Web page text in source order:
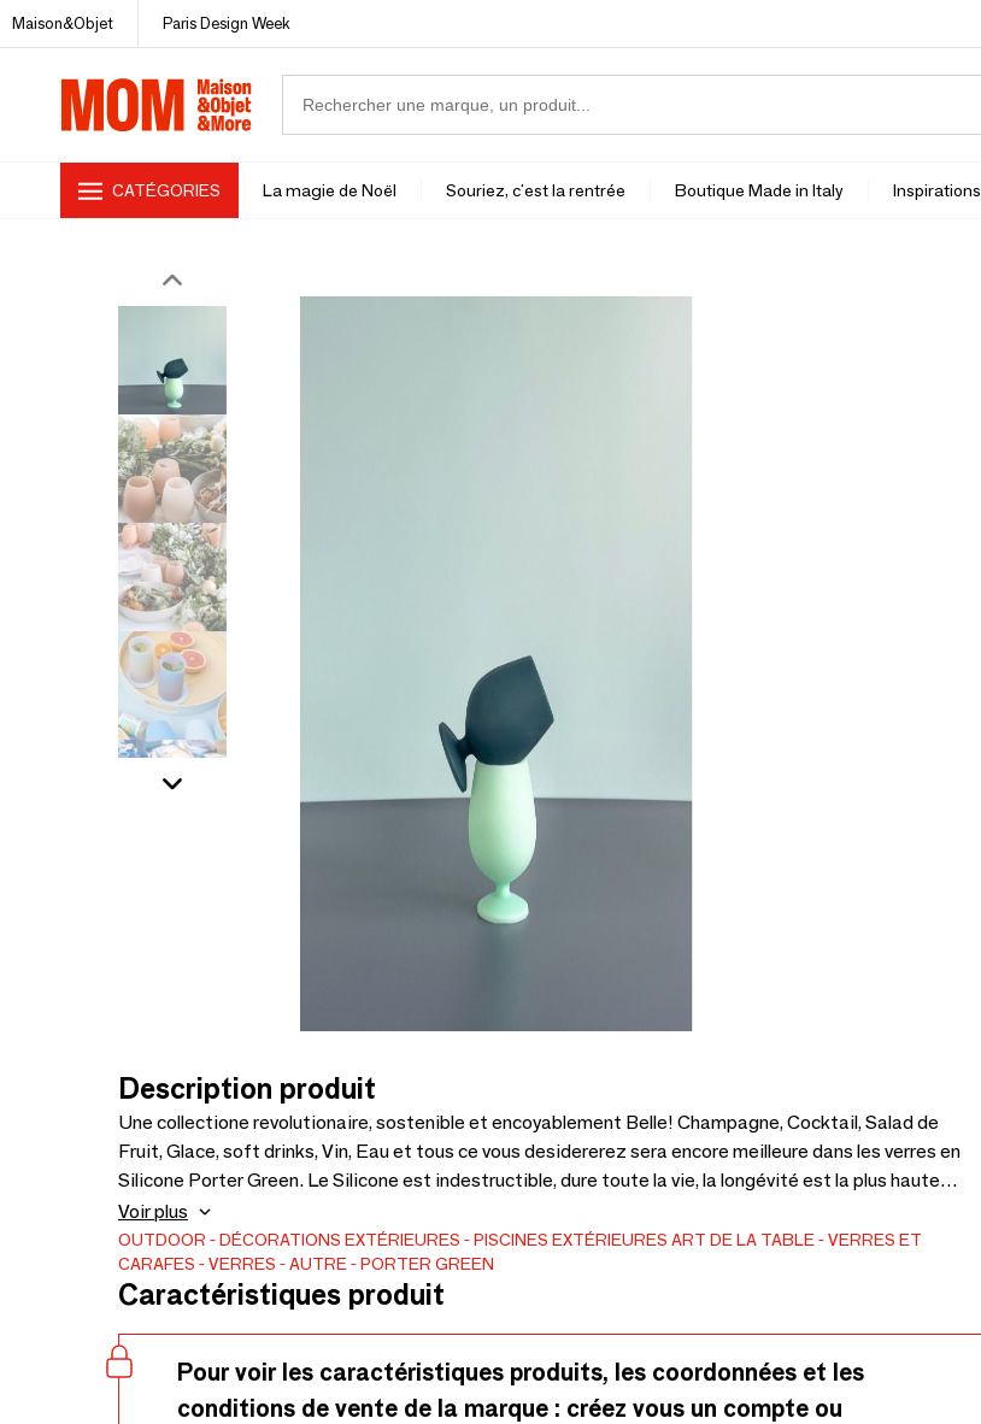
Maison&Objet Paris Design Week
CATÉGORIES La magie de Noël Souriez, c'est la rentrée Boutique Made in Italy Inspirations
Description produit
Une collectione revolutionaire, sostenible et encoyablement Belle! Champagne, Cocktail, Salad de
Fruit, Glace, soft drinks, Vin, Eau et tous ce vous desidererez sera encore meilleure dans les verres en
Silicone Porter Green. Le Silicone est indestructible, dure toute la vie, la longévité est la plus haute
forme de durabilité et de respect de notre environnement. La très haute qualité de notre silicone
garantit zéro dégagement d'odeurs et de saveurs aussi bien sur les boissons froides que froides.
Voir plus
OUTDOOR DÉCORATIONS EXTÉRIEURES PISCINES EXTÉRIEURES ART DE LA TABLE
VERRES ET
CARAFES
VERRES AUTRE PORTER GREEN
Caractéristiques produit
Pour voir les caractéristiques produits, les coordonnées et les
conditions de vente de la marque : créez vous un compte ou